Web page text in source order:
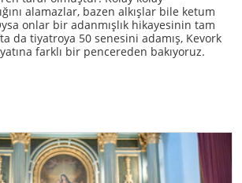
alamazlar, bazen alkışlar bile ketum
onlar bir adanmışlık hikayesinin tam
da tiyatroya 50 senesini adamış, Kevork
farklı bir pencereden bakıyoruz.